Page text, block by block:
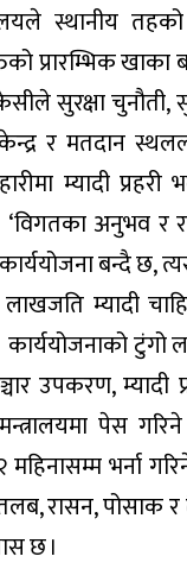
स्थानीय
प्रारम्भिक खाका
सुरक्षा चुनौती,
र मतदान
म्यादी प्रहरी
‘विगतका अनुभव र
बन्दै छ,
म्यादी
कार्ययोजनाको
उपकरण, म्यादी
पेस
भर्ना
रासन, पोसाक
छ ।